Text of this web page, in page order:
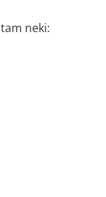
neki: